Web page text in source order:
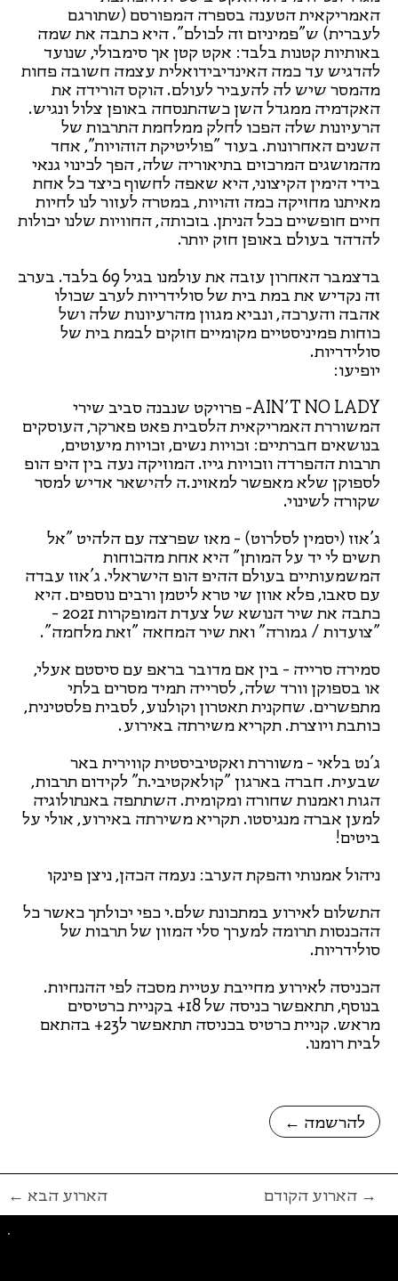
האמריקאית הטענה בספרה המפורסם (שתורגם
לעברית) ש"פמיניזם זה לכולם". היא כתבה את שמה
באותיות קטנות בלבד: אקט קטן אך סימבולי, שנועד
להדגיש עד כמה האינדיבידואלית עצמה חשובה פחות
מהמסר שיש לה להעביר לעולם. הוקס הורידה את
האקדמיה ממגדל השן כשהתנסחה באופן צלול ונגיש.
הרעיונות שלה הפכו לחלק ממלחמת התרבות של
השנים האחרונות. בעוד "פוליטיקת הזהויות", אחד
מהמושגים המרכזים בתיאוריה שלה, הפך לכינוי גנאי
בידי הימין הקיצוני, היא שאפה לחשוף כיצד כל אחת
מאיתנו מחזיקה כמה זהויות, במטרה לעזור לנו לחיות
חיים חופשיים ככל הניתן. בזכותה, החוויות שלנו יכולות
להדהד בעולם באופן חזק יותר.
בדצמבר האחרון עזבה את עולמנו בגיל 69 בלבד. בערב
זה נקדיש את במת בית של סולידריות לערב שכולו
אהבה והערכה, ונביא מגוון מהרעיונות שלה ושל
כוחות פמיניסטיים מקומיים חזקים לבמת בית של
סולידריות.
יופיעו:
AIN'T NO LADY- פרויקט שנבנה סביב שירי
המשוררת האמריקאית הלסבית פאט פארקר, העוסקים
בנושאים חברתיים: זכויות נשים, זכויות מיעוטים,
תרבות ההפרדה וזכויות גייז. המוזיקה נעה בין היפ הופ
לספוקן שלא מאפשר למאזינ.ה להישאר אדיש למסר
שקורה לשינוי.
ג'אזז (יסמין לסלרוט) - מאז שפרצה עם הלהיט "אל
תשים לי יד על המותן" היא אחת מהכוחות
המשמעותיים בעולם ההיפ הופ הישראלי. ג'אזז עבדה
עם סאבו, פלא אוזן שי טרא ליטמן ורבים נוספים. היא
כתבה את שיר הנושא של צעדת המופקרות 2021 -
"צועדות / גמורה" ואת שיר המחאה "זאת מלחמה".
סמירה סרייה - בין אם מדובר בראפ עם סיסטם אעלי,
או בספוקן וורד שלה, לסרייה תמיד מסרים בלתי
מתפשרים. שחקנית תאטרון וקולנוע, לסבית פלסטינית,
כותבת ויוצרת. תקריא משירתה באירוע.
ג'נט בלאי - משוררת ואקטיביסטית קווירית באר
שבעית. חברה בארגון "קולאקטיבי.ת" לקידום תרבות,
הגות ואמנות שחורה ומקומית. השתתפה באנתולוגיה
למען אברה מנגיסטו. תקריא משירתה באירוע, אולי על
ביטים!
ניהול אמנותי והפקת הערב: נעמה הכהן, ניצן פינקו
התשלום לאירוע במתכונת שלם.י כפי יכולתך כאשר כל
ההכנסות תרומה למערך סלי המזון של תרבות של
סולידריות.
הכניסה לאירוע מחייבת עטיית מסכה לפי ההנחיות.
בנוסף, תתאפשר כניסה של 18+ בקניית כרטיסים
מראש. קניית כרטיס בכניסה תתאפשר ל23+ בהתאם
לבית רומנו.
← להרשמה
← הארוע הבא הארוע הקודם →